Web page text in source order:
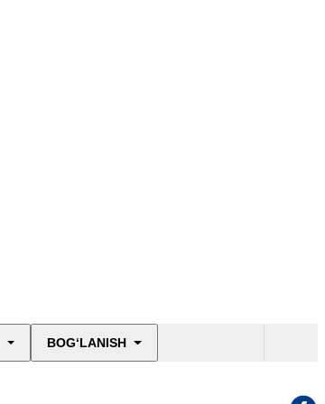
BOG‘LANISH